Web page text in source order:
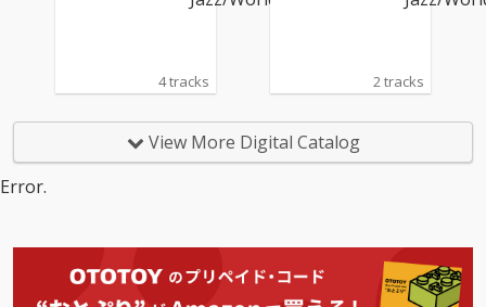
4 tracks 2 tracks
View More Digital Catalog
Error.